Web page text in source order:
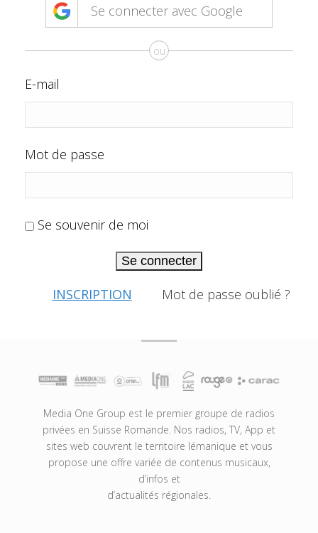
Se connecter avec Google
ou
E-mail
Mot de passe
Se souvenir de moi
Se connecter
INSCRIPTION Mot de passe oublié ?
Media One Group est le premier groupe de radios
privées en Suisse Romande. Nos radios, TV, App et
sites web couvrent le territoire lémanique et vous
propose une offre variée de contenus musicaux,
d’infos et
d’actualités régionales.